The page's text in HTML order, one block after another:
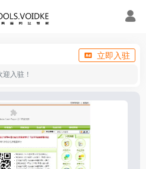
立即入驻
迎入驻！